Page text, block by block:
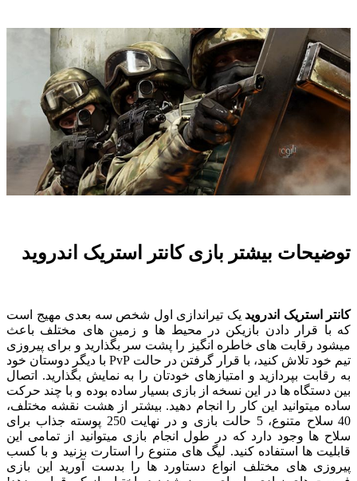
توضیحات بیشتر بازی کانتر استریک اندروید
کانتر استریک اندروید یک تیراندازی اول شخص سه بعدی مهیج است
که با قرار دادن بازیکن در محیط ها و زمین های مختلف باعث
میشود رقابت های خاطره انگیز را پشت سر بگذارید و برای پیروزی
تیم خود تلاش کنید، با قرار گرفتن در حالت PvP با دیگر دوستان خود
به رقابت بپردازید و امتیازهای خودتان را به نمایش بگذارید. اتصال
بین دستگاه ها در این نسخه از بازی بسیار ساده بوده و با چند حرکت
ساده میتوانید این کار را انجام دهید. بیشتر از هشت نقشه مختلف،
40 سلاح متنوع، 5 حالت بازی و در نهایت 250 پوسته جذاب برای
سلاح ها وجود دارد که در طول انجام بازی میتوانید از تمامی این
قابلیت ها استفاده کنید. لیگ های متنوع را استارت بزنید و با کسب
پیروزی های مختلف انواع دستاورد ها را بدست آورید این بازی